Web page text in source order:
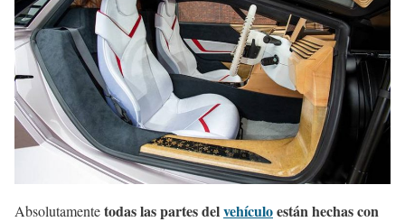
Absolutamentetodas las partes delvehículoestán hechas con